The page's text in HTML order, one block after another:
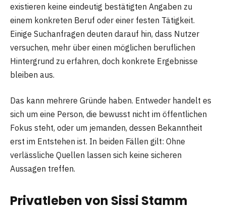
existieren keine eindeutig bestätigten Angaben zu
einem konkreten Beruf oder einer festen Tätigkeit.
Einige Suchanfragen deuten darauf hin, dass Nutzer
versuchen, mehr über einen möglichen beruflichen
Hintergrund zu erfahren, doch konkrete Ergebnisse
bleiben aus.
Das kann mehrere Gründe haben. Entweder handelt es
sich um eine Person, die bewusst nicht im öffentlichen
Fokus steht, oder um jemanden, dessen Bekanntheit
erst im Entstehen ist. In beiden Fällen gilt: Ohne
verlässliche Quellen lassen sich keine sicheren
Aussagen treffen.
Privatleben von Sissi Stamm